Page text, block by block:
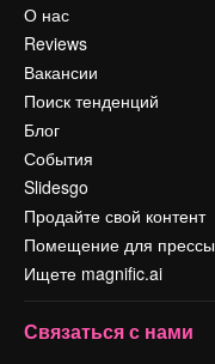
О нас
Reviews
Вакансии
Поиск тенденций
Блог
События
Slidesgo
Продайте свой контент
Помещение для прессы
Ищете magnific.ai
Связаться с нами